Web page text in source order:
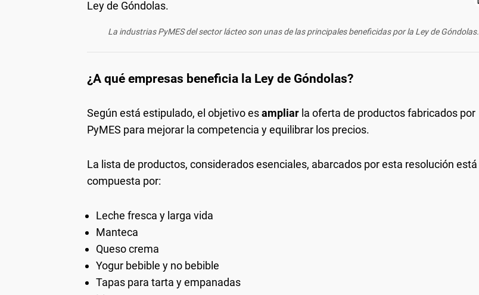
La industrias PyMES del sector lácteo son unas de las principales beneficidas por la Ley de Góndolas.
¿A qué empresas beneficia la Ley de Góndolas?
Según está estipulado, el objetivo esampliar la oferta de productos fabricados por
PyMES para mejorar la competencia y equilibrar los precios.
La lista de productos, considerados esenciales, abarcados por esta resolución está
compuesta por:
Leche fresca y larga vida
Manteca
Queso crema
Yogur bebible y no bebible
Tapas para tarta y empanadas